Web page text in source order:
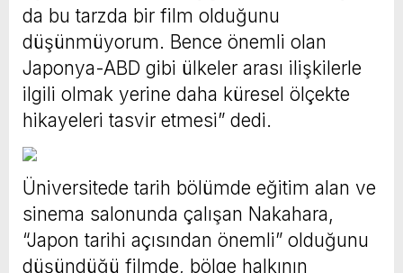
da bu tarzda bir film olduğunu
düşünmüyorum. Bence önemli olan
Japonya-ABD gibi ülkeler arası ilişkilerle
ilgili olmak yerine daha küresel ölçekte
hikayeleri tasvir etmesi” dedi.
Üniversitede tarih bölümde eğitim alan ve
sinema salonunda çalışan Nakahara,
“Japon tarihi açısından önemli” olduğunu
düşündüğü filmde, bölge halkının